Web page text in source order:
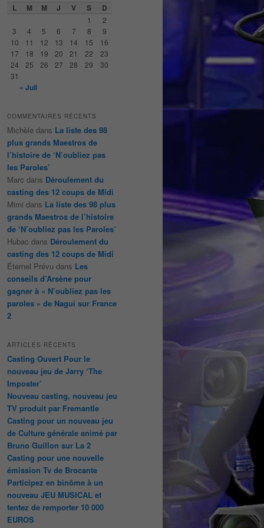
L M M J V S D
1
2
3
4 5 6 7 8
9
10
11 12 13 14 15
16
17
18 19 20 21 22
23
24
25 26 27 28 29
30
31
« Juil
COMMENTAIRES RÉCENTS
Michèle dans La liste des 98
plus grands Maestros de
l’histoire de ‘N’oubliez pas
les Paroles’
Marc dans Déroulement du
casting des 12 coups de Midi
Mimi dans La liste des 98 plus
grands Maestros de l’histoire
de ‘N’oubliez pas les Paroles’
Hubac dans Déroulement du
casting des 12 coups de Midi
Éternel Prévu dans Les
conseils d’Arsène pour
gagner à « N’oubliez pas les
paroles » de Nagui sur France
2
ARTICLES RÉCENTS
Casting Ouvert Pour le
nouveau jeu de Jarry ‘The
Imposter’
Nouveau casting, nouveau jeu
TV produit par Fremantle
Casting pour un nouveau jeu
de Culture générale animé par
Bruno Guillon sur La 2
Casting pour une nouvelle
émission Tv de Brocante
Participez en binôme à un
nouveau JEU MUSICAL et
tentez de remporter 10 000
EUROS